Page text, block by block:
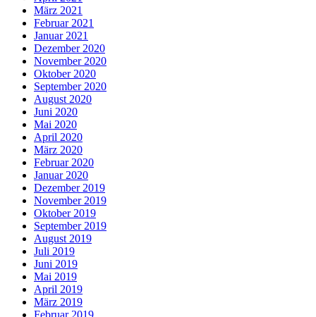
März 2021
Februar 2021
Januar 2021
Dezember 2020
November 2020
Oktober 2020
September 2020
August 2020
Juni 2020
Mai 2020
April 2020
März 2020
Februar 2020
Januar 2020
Dezember 2019
November 2019
Oktober 2019
September 2019
August 2019
Juli 2019
Juni 2019
Mai 2019
April 2019
März 2019
Februar 2019